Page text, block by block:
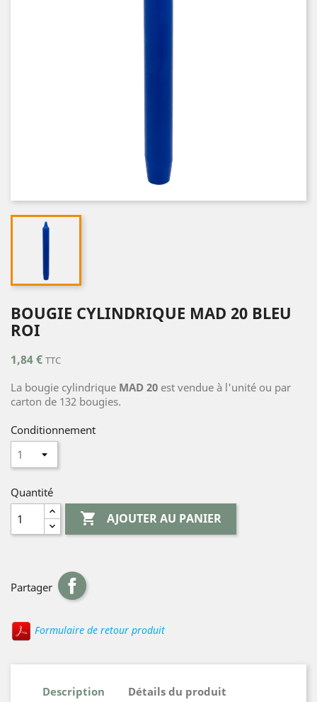
BOUGIE CYLINDRIQUE MAD 20 BLEU
ROI
1,84 € TTC
La bougie cylindrique MAD 20 est vendue à l'unité ou par
carton de 132 bougies.
Conditionnement
Quantité
 AJOUTER AU PANIER
Partager
Formulaire de retour produit
Description Détails du produit